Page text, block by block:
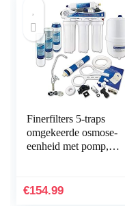
Finerfilters 5-traps
omgekeerde osmose-
eenheid met pomp,
€154.99